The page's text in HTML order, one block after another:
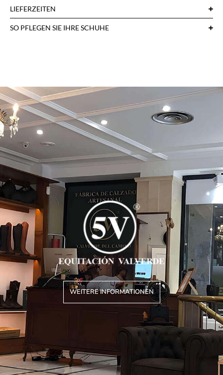
LIEFERZEITEN
SO PFLEGEN SIE IHRE SCHUHE
WEITERE INFORMATIONEN